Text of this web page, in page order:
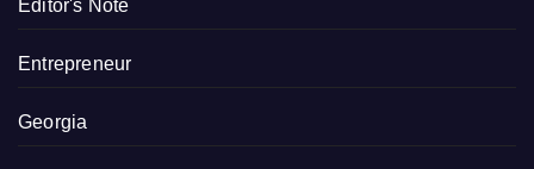
Editor's Note
Entrepreneur
Georgia